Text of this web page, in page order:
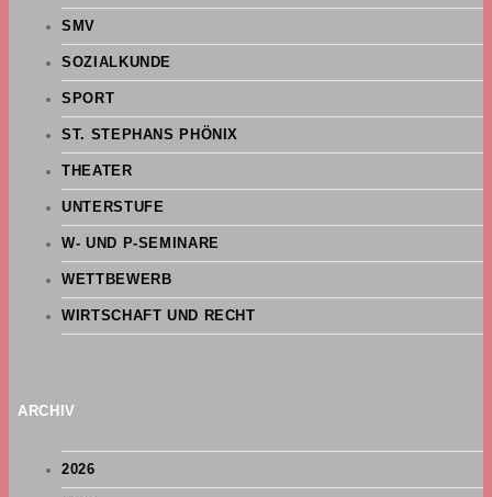
SMV
SOZIALKUNDE
SPORT
ST. STEPHANS PHÖNIX
THEATER
UNTERSTUFE
W- UND P-SEMINARE
WETTBEWERB
WIRTSCHAFT UND RECHT
ARCHIV
2026